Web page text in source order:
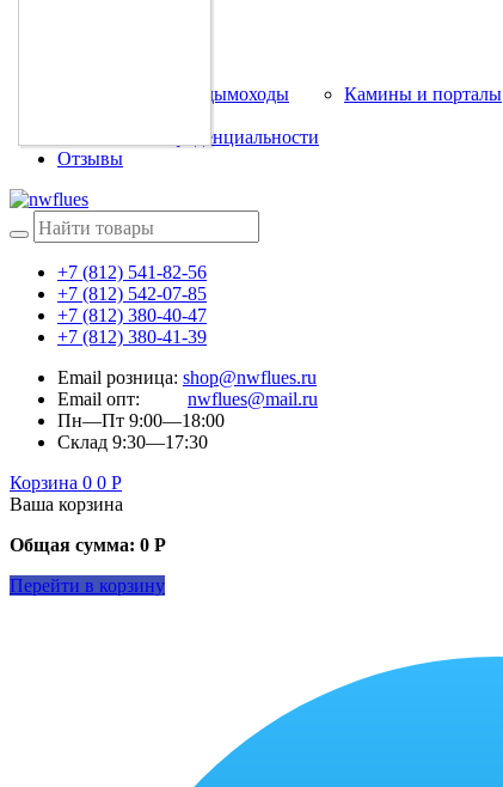
Модульные дымоходы
Камины и порталы
Политика конфиденциальности
Отзывы
+7 (812) 541-82-56
+7 (812) 542-07-85
+7 (812) 380-40-47
+7 (812) 380-41-39
Email розница: shop@nwflues.ru
Email опт: nwflues@mail.ru
Пн—Пт 9:00—18:00
Склад 9:30—17:30
Корзина 0 0 Р
Ваша корзина
Общая сумма: 0 Р
Перейти в корзину